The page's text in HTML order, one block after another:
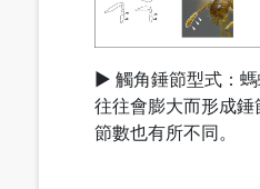
▶ 觸角錘節型式：
往往會膨大而形成
節數也有所不同。